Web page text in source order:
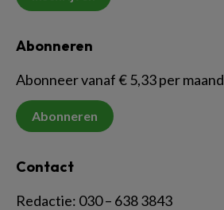
Abonneren
Abonneer vanaf € 5,33 per maand
Abonneren
Contact
Redactie: 030 – 638 3843